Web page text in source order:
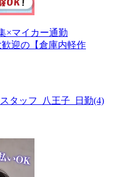
×マイカー通勤
迎の【倉庫内軽作
タッフ_八王子_日勤(4)